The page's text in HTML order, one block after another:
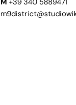
M +39 340 5889471